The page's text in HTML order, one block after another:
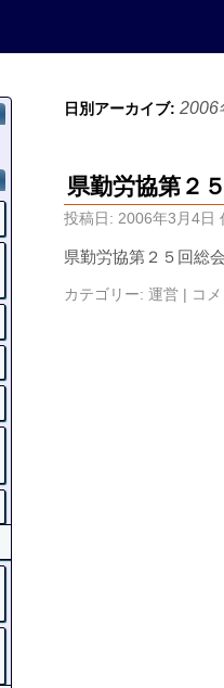
日別アーカイブ: 2006
県勤労協第２
投稿日: 2006年3月4日
県勤労協第２５回総
カテゴリー: 運営 | コ